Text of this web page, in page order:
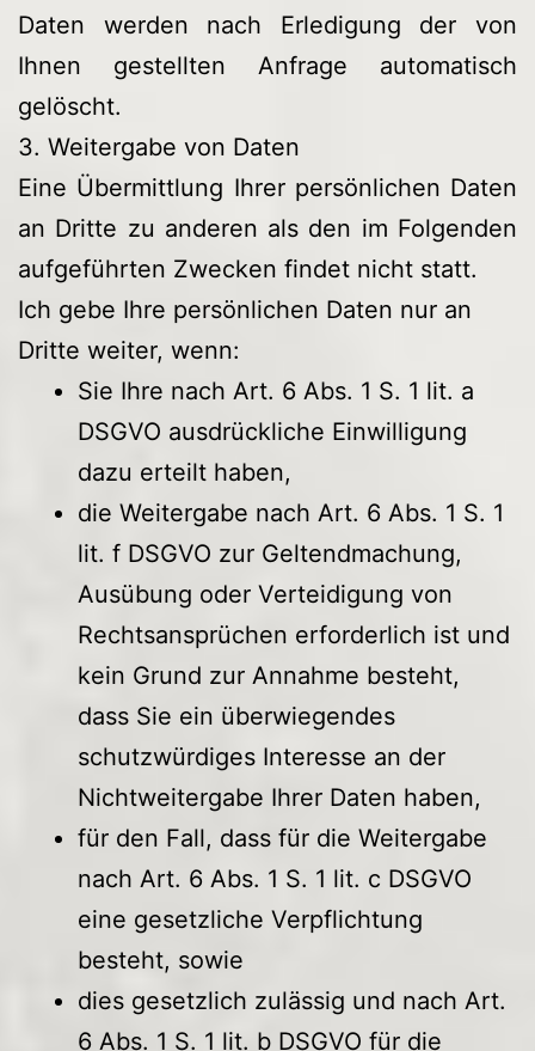
Daten werden nach Erledigung der von
Ihnen gestellten Anfrage automatisch
gelöscht.
3. Weitergabe von Daten
Eine Übermittlung Ihrer persönlichen Daten
an Dritte zu anderen als den im Folgenden
aufgeführten Zwecken findet nicht statt.
Ich gebe Ihre persönlichen Daten nur an
Dritte weiter, wenn:
Sie Ihre nach Art. 6 Abs. 1 S. 1 lit. a
DSGVO ausdrückliche Einwilligung
dazu erteilt haben,
die Weitergabe nach Art. 6 Abs. 1 S. 1
lit. f DSGVO zur Geltendmachung,
Ausübung oder Verteidigung von
Rechtsansprüchen erforderlich ist und
kein Grund zur Annahme besteht,
dass Sie ein überwiegendes
schutzwürdiges Interesse an der
Nichtweitergabe Ihrer Daten haben,
für den Fall, dass für die Weitergabe
nach Art. 6 Abs. 1 S. 1 lit. c DSGVO
eine gesetzliche Verpflichtung
besteht, sowie
dies gesetzlich zulässig und nach Art.
6 Abs. 1 S. 1 lit. b DSGVO für die